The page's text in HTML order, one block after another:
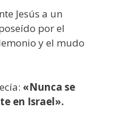
Jesús a un
por el
y el mudo
«Nunca se
en Israel».